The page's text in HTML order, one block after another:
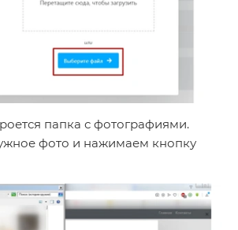
папка с фотографиями.
фото и нажимаем кнопку